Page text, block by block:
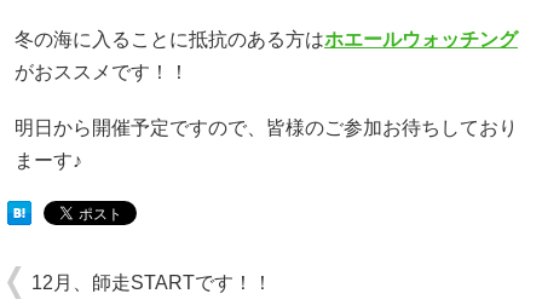
冬の海に入ることに抵抗のある方はホエールウォッチング
がおススメです！！
明日から開催予定ですので、皆様のご参加お待ちしており
まーす♪
12月、師走STARTです！！